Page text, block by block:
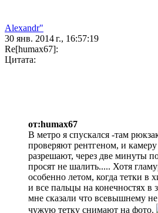
Alexandr"
30 янв. 2014 г., 16:57:19
Re[humax67]:
Цитата:
от:humax67
В метро я спускался -там
проверяют рентгеном, и камеру
разрешают, через две минуты
просят не шалить..... Хотя
особенно летом, когда тетки в
и все пальцы на конечностях в
мне сказали что всевышнему не
чужую тетку снимают на фото.